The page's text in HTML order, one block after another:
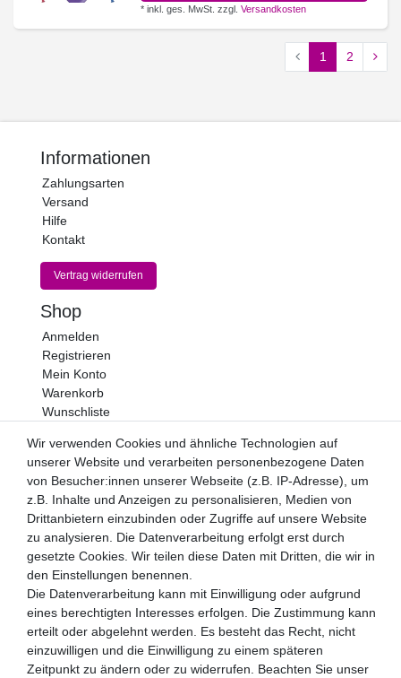
*inkl. ges. MwSt. zzgl.Versandkosten
1 2
Informationen
Zahlungsarten
Versand
Hilfe
Kontakt
Vertrag widerrufen
Shop
Anmelden
Registrieren
Mein Konto
Warenkorb
Wunschliste
Newsletter
Newsletter
Honig
Hiermit bestätige ich, dass ich dieDaten­schutz­erklärung
gelesen habe. Meine Einwilligung kann ich jederzeit
widerrufen.**
Abonnieren
** Hierbei handelt es sich um ein Pflichtfeld.
Zahlungsarten
Wir verwenden Cookies und ähnliche Technologien auf
unserer Website und verarbeiten personenbezogene Daten
von Besucher:innen unserer Webseite (z.B. IP-Adresse), um
z.B. Inhalte und Anzeigen zu personalisieren, Medien von
Drittanbietern einzubinden oder Zugriffe auf unsere Website
zu analysieren. Die Datenverarbeitung erfolgt erst durch
gesetzte Cookies. Wir teilen diese Daten mit Dritten, die wir in
den Einstellungen benennen.
Die Datenverarbeitung kann mit Einwilligung oder aufgrund
eines berechtigten Interesses erfolgen. Die Zustimmung kann
erteilt oder abgelehnt werden. Es besteht das Recht, nicht
einzuwilligen und die Einwilligung zu einem späteren
Zeitpunkt zu ändern oder zu widerrufen. Beachten Sie unser